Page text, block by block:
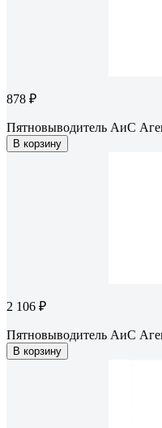
878 ₽
Пятновыводитель АиС
В корзину
2 106 ₽
Пятновыводитель АиС
В корзину